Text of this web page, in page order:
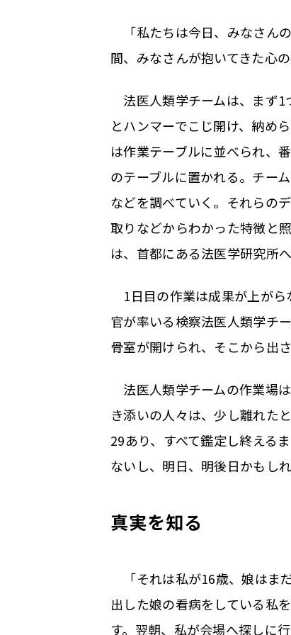
「私たちは今日、みなさん
間、みなさんが抱いてきた心
法医人類学チームは、まず1
とハンマーでこじ開け、納め
は作業テーブルに並べられ、
のテーブルに置かれる。チー
などを調べていく。それらの
取りなどからわかった特徴と
は、首都にある法医学研究所
1日目の作業は成果が上がら
官が率いる検察法医人類学チ
骨室が開けられ、そこから出
法医人類学チームの作業場
き添いの人々は、少し離れた
29あり、すべて鑑定し終える
ないし、明日、明後日かもし
真実を知る
「それは私が16歳、娘はま
出した娘の看病をしている私
す。翌朝、私が会場へ探しに